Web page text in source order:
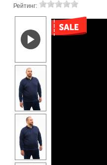
Рейтинг: